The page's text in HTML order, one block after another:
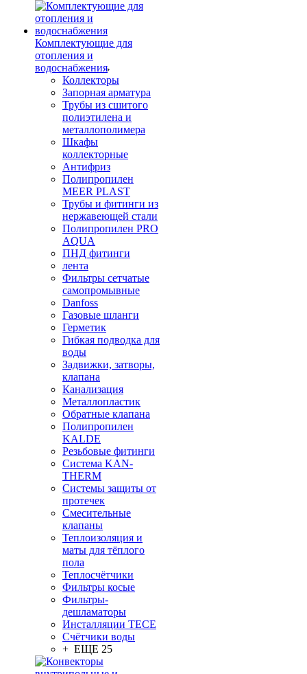
Комплектующие для
отопления и
водоснабжения
Коллекторы
Запорная арматура
Трубы из сшитого
полиэтилена и
металлополимера
Шкафы
коллекторные
Антифриз
Полипропилен
MEER PLAST
Трубы и фитинги из
нержавеющей стали
Полипропилен PRO
AQUA
ПНД фитинги
лента
Фильтры сетчатые
самопромывные
Danfoss
Газовые шланги
Герметик
Гибкая подводка для
воды
Задвижки, затворы,
клапана
Канализация
Металлопластик
Обратные клапана
Полипропилен
KALDE
Резьбовые фитинги
Система KAN-
THERM
Системы защиты от
протечек
Смесительные
клапаны
Теплоизоляция и
маты для тёплого
пола
Теплосчётчики
Фильтры косые
Фильтры-
дешламаторы
Инсталляции TECE
Счётчики воды
+ ЕЩЕ 25